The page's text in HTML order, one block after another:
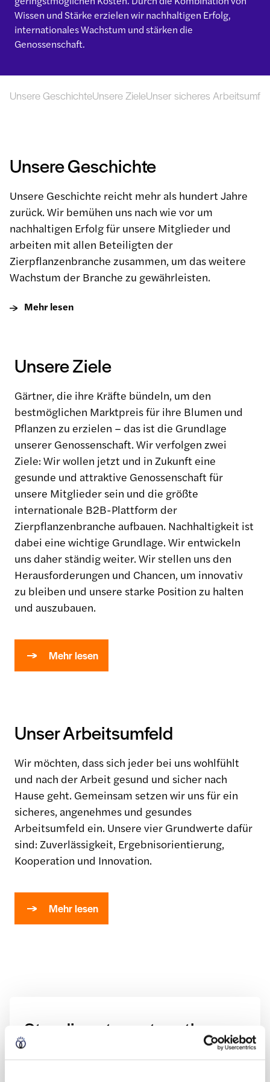
Wissen und Stärke erzielen wir nachhaltigen Erfolg,
internationales Wachstum und stärken die
Genossenschaft.
Unsere GeschichteUnsere ZieleUnser sicheres
Unsere Geschichte
Unsere Geschichte reicht mehr als hundert Jahre
zurück. Wir bemühen uns nach wie vor um
nachhaltigen Erfolg für unsere Mitglieder und
arbeiten mit allen Beteiligten der
Zierpflanzenbranche zusammen, um das weitere
Wachstum der Branche zu gewährleisten.
Mehr lesen
Unsere Ziele
Gärtner, die ihre Kräfte bündeln, um den
bestmöglichen Marktpreis für ihre Blumen und
Pflanzen zu erzielen – das ist die Grundlage
unserer Genossenschaft. Wir verfolgen zwei
Ziele: Wir wollen jetzt und in Zukunft eine
gesunde und attraktive Genossenschaft für
unsere Mitglieder sein und die größte
internationale B2B-Plattform der
Zierpflanzenbranche aufbauen. Nachhaltigkeit ist
dabei eine wichtige Grundlage. Wir entwickeln
uns daher ständig weiter. Wir stellen uns den
Herausforderungen und Chancen, um innovativ
zu bleiben und unsere starke Position zu halten
und auszubauen.
Mehr lesen
Unser Arbeitsumfeld
Wir möchten, dass sich jeder bei uns wohlfühlt
und nach der Arbeit gesund und sicher nach
Hause geht. Gemeinsam setzen wir uns für ein
sicheres, angenehmes und gesundes
Arbeitsumfeld ein. Unsere vier Grundwerte dafür
sind: Zuverlässigkeit, Ergebnisorientierung,
Kooperation und Innovation.
Mehr lesen
Standing strong together